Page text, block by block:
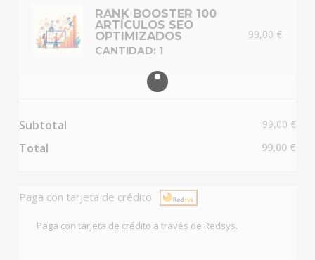
RANK BOOSTER 100
ARTÍCULOS SEO
OPTIMIZADOS
CANTIDAD: 1
99,00 €
Subtotal 99,00 €
Total 99,00 €
Paga con tarjeta de crédito
Paga con tarjeta de crédito a través de Redsys.